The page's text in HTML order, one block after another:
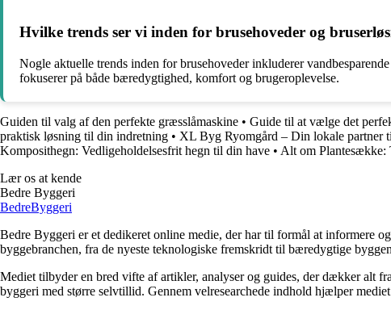
Hvilke trends ser vi inden for brusehoveder og
Nogle aktuelle trends inden for brusehoveder inkluderer
fokuserer på både bæredygtighed, komfort og brugeroplevelse.
Guiden til valg af den perfekte græsslåmaskine • Guide til at vælge det
praktisk løsning til din indretning • XL Byg Ryomgård – Din lokale partner
Komposithegn: Vedligeholdelsesfrit hegn til din have • Alt om Plantesække:
Lær os at kende
Bedre Byggeri
BedreByggeri
Bedre Byggeri er et dedikeret online medie, der har til formål at informere
byggebranchen, fra de nyeste teknologiske fremskridt til bæredygtige
Mediet tilbyder en bred vifte af artikler, analyser og guides, der dækker alt
byggeri med større selvtillid. Gennem velresearchede indhold hjælper